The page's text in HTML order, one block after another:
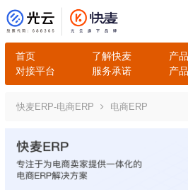
首页 了解快麦 产
对接平台
服务承诺 产
快麦ERP-电商ERP 电商ERP